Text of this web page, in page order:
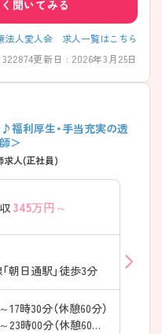
聞いてみる
法人愛人会 求人一覧はこちら
更新日 : 2026年3月25日
福利厚生・手当充実の透
＞
人(正社員)
345万円～
朝日通駅」徒歩3分
時30分（休憩60分）
時00分（休憩60分）